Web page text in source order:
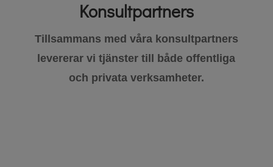
Konsultpartners
Tillsammans med våra konsultpartners
levererar vi tjänster till både offentliga
och privata verksamheter.